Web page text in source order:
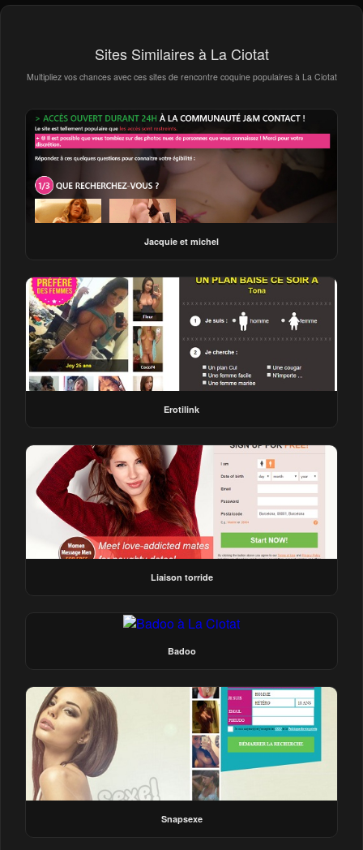
Sites Similaires à La Ciotat
Multipliez vos chances avec ces sites de rencontre coquine populaires à La Ciotat
Jacquie et michel
Erotilink
Liaison torride
Badoo
Snapsexe